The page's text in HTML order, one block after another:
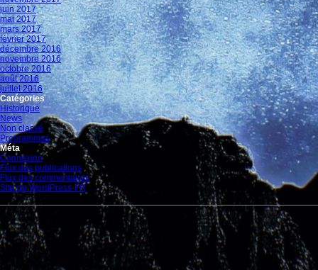
juin 2017
mai 2017
mars 2017
février 2017
décembre 2016
novembre 2016
octobre 2016
août 2016
juillet 2016
Catégories
Historique
News
Non classé
Programmes
Méta
Connexion
Flux des publications
Flux des commentaires
Site de WordPress-FR